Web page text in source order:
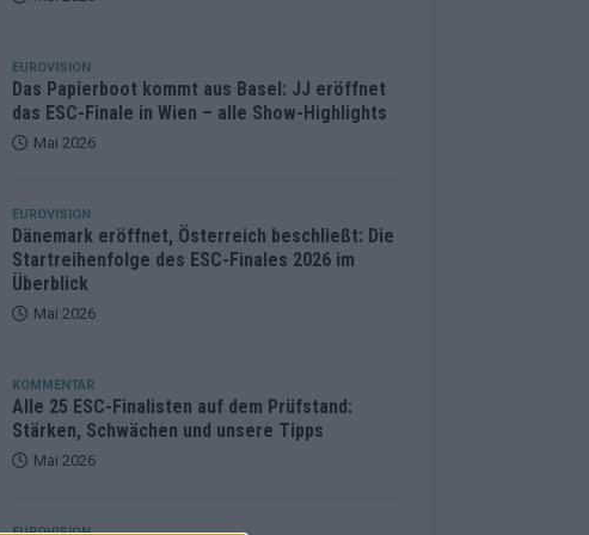
EUROVISION
Das Papierboot kommt aus Basel: JJ eröffnet
das ESC-Finale in Wien – alle Show-Highlights
Mai 2026
EUROVISION
Dänemark eröffnet, Österreich beschließt: Die
Startreihenfolge des ESC-Finales 2026 im
Überblick
Mai 2026
KOMMENTAR
Alle 25 ESC-Finalisten auf dem Prüfstand:
Stärken, Schwächen und unsere Tipps
Mai 2026